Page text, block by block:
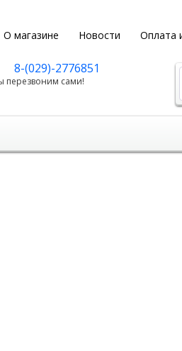
О магазине Новости Оплата
8-(029)-2776851
перезвоним сами!